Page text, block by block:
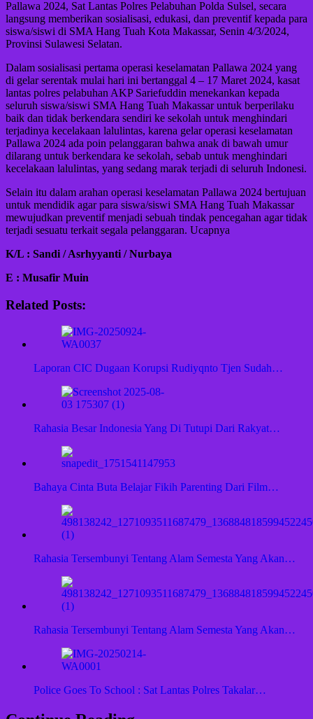
Pallawa 2024, Sat Lantas Polres Pelabuhan Polda Sulsel, secara
langsung memberikan sosialisasi, edukasi, dan preventif kepada para
siswa/siswi di SMA Hang Tuah Kota Makassar, Senin 4/3/2024,
Provinsi Sulawesi Selatan.
Dalam sosialisasi pertama operasi keselamatan Pallawa 2024 yang
di gelar serentak mulai hari ini bertanggal 4 – 17 Maret 2024, kasat
lantas polres pelabuhan AKP Sariefuddin menekankan kepada
seluruh siswa/siswi SMA Hang Tuah Makassar untuk berperilaku
baik dan tidak berkendara sendiri ke sekolah untuk menghindari
terjadinya kecelakaan lalulintas, karena gelar operasi keselamatan
Pallawa 2024 ada poin pelanggaran bahwa anak di bawah umur
dilarang untuk berkendara ke sekolah, sebab untuk menghindari
kecelakaan lalulintas, yang sedang marak terjadi di seluruh Indonesi.
Selain itu dalam arahan operasi keselamatan Pallawa 2024 bertujuan
untuk mendidik agar para siswa/siswi SMA Hang Tuah Makassar
mewujudkan preventif menjadi sebuah tindak pencegahan agar tidak
terjadi sesuatu terkait segala pelanggaran. Ucapnya
K/L : Sandi / Asrhyyanti / Nurbaya
E : Musafir Muin
Related Posts:
Laporan CIC Dugaan Korupsi Rudiyqnto Tjen Sudah…
Rahasia Besar Indonesia Yang Di Tutupi Dari Rakyat…
Bahaya Cinta Buta Belajar Fikih Parenting Dari Film…
Rahasia Tersembunyi Tentang Alam Semesta Yang Akan…
Rahasia Tersembunyi Tentang Alam Semesta Yang Akan…
Police Goes To School : Sat Lantas Polres Takalar…